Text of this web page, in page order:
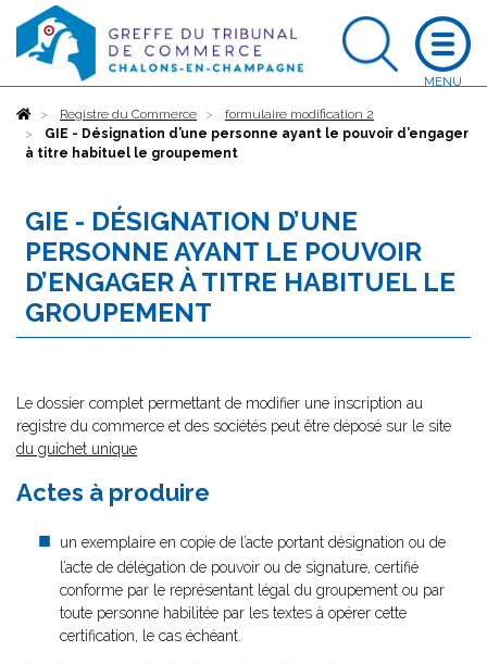
AccueilRegistre du Commerce
formulaire modification 2
GIE - Désignation d’une personne ayant le pouvoir d’engager
à titre habituel le groupement
GIE - DÉSIGNATION D’UNE
PERSONNE AYANT LE POUVOIR
D’ENGAGER À TITRE HABITUEL LE
GROUPEMENT
Le dossier complet permettant de modifier une inscription au
registre du commerce et des sociétés peut être déposé sur le site
du guichet unique
Actes à produire
un exemplaire en copie de l’acte portant désignation ou de
l’acte de délégation de pouvoir ou de signature, certifié
conforme par le représentant légal du groupement ou par
toute personne habilitée par les textes à opérer cette
certification, le cas échéant.